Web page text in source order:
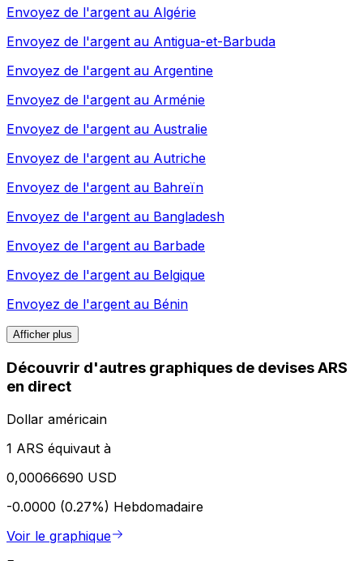
Envoyez de l'argent au Algérie
Envoyez de l'argent au Antigua-et-Barbuda
Envoyez de l'argent au Argentine
Envoyez de l'argent au Arménie
Envoyez de l'argent au Australie
Envoyez de l'argent au Autriche
Envoyez de l'argent au Bahreïn
Envoyez de l'argent au Bangladesh
Envoyez de l'argent au Barbade
Envoyez de l'argent au Belgique
Envoyez de l'argent au Bénin
Afficher plus
Découvrir d'autres graphiques de devises ARS
en direct
Dollar américain
1 ARS équivaut à
0,00066690 USD
-0.0000 (0.27%) Hebdomadaire
Voir le graphique